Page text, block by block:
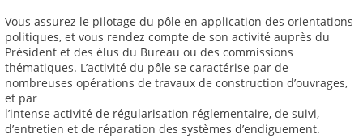
Vous assurez le pilotage du pôle en application des orientations
politiques, et vous rendez compte de son activité auprès du
Président et des élus du Bureau ou des commissions
thématiques. L’activité du pôle se caractérise par de
nombreuses opérations de travaux de construction d’ouvrages,
et par
l’intense activité de régularisation réglementaire, de suivi,
d’entretien et de réparation des systèmes d’endiguement.